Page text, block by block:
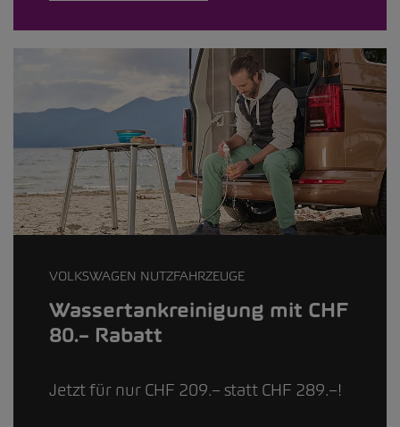
VOLKSWAGEN NUTZFAHRZEUGE
Wassertankreinigung mit CHF
80.– Rabatt
Jetzt für nur CHF 209.– statt CHF 289.–!